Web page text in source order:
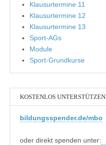
Klausurtermine 11
Klausurtermine 12
Klausurtermine 13
Sport-AGs
Module
Sport-Grundkurse
KOSTENLOS UNTERSTÜTZEN
bildungsspender.de/mbo
oder direkt spenden unter: